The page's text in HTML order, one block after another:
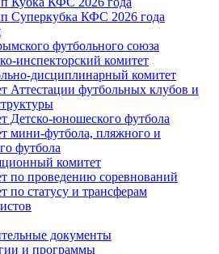
Суперкубка КФС 2026 года
футбольного союза
инспекторский комитет
дисциплинарный комитет
Аттестации футбольных клубов и
Детско-юношеского футбола
мини-футбола, пляжного и
футбола
комитет
по проведению соревнований
по статусу и трансферам
документы
и программы